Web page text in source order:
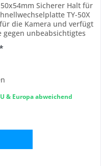
Sicherer Halt für
TY-50X
die Kamera und verfügt
unbeabsichtigtes
Langlöcher in denen
& Europa abweichend